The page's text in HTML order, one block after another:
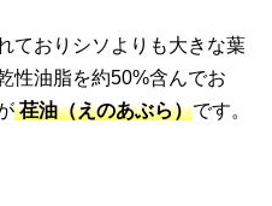
ておりシソよりも大きな葉
性油脂を約50%含んでお
荏油（えのあぶら）です。